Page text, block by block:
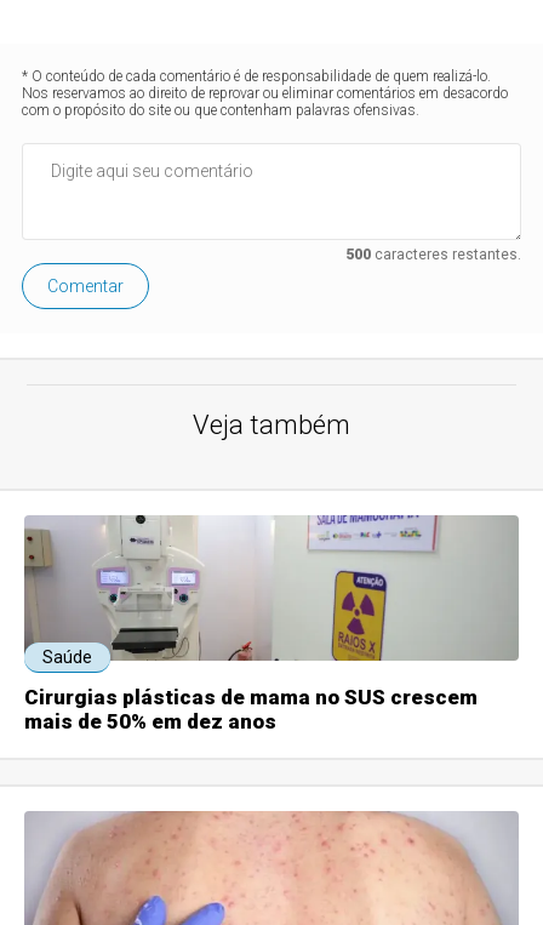
* O conteúdo de cada comentário é de responsabilidade de quem realizá-lo.
Nos reservamos ao direito de reprovar ou eliminar comentários em desacordo
com o propósito do site ou que contenham palavras ofensivas.
500caracteres restantes.
Comentar
Veja também
Saúde
Cirurgias plásticas de mama no SUS crescem
mais de 50% em dez anos